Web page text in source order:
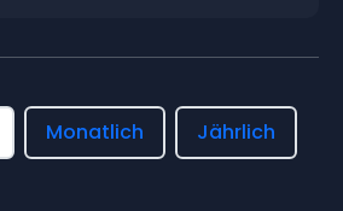
Monatlich Jährlich